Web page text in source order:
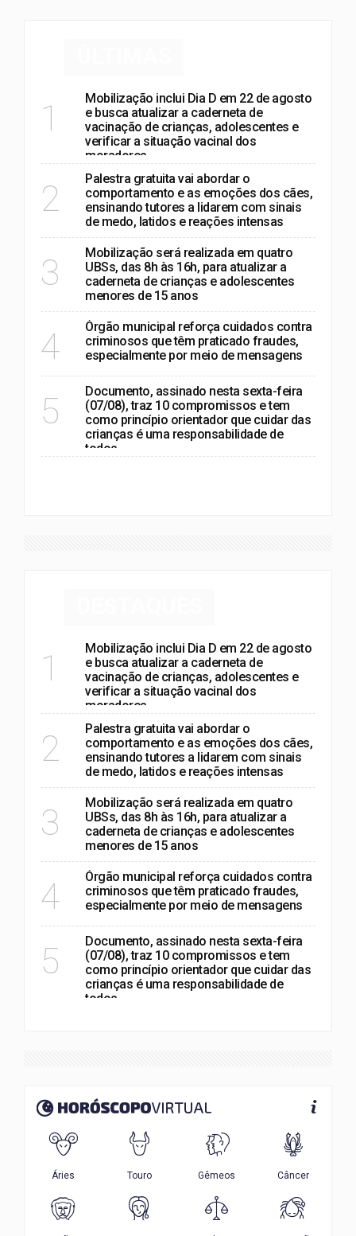
1
Mobilização inclui Dia D em 22 de agosto
e busca atualizar a caderneta de
vacinação de crianças, adolescentes e
verificar a situação vacinal dos
moradores
2
Palestra gratuita vai abordar o
comportamento e as emoções dos cães,
ensinando tutores a lidarem com sinais
de medo, latidos e reações intensas
3
Mobilização será realizada em quatro
UBSs, das 8h às 16h, para atualizar a
caderneta de crianças e adolescentes
menores de 15 anos
4
Órgão municipal reforça cuidados contra
criminosos que têm praticado fraudes,
especialmente por meio de mensagens
5
Documento, assinado nesta sexta-feira
(07/08), traz 10 compromissos e tem
como princípio orientador que cuidar das
crianças é uma responsabilidade de
todos
1
Mobilização inclui Dia D em 22 de agosto
e busca atualizar a caderneta de
vacinação de crianças, adolescentes e
verificar a situação vacinal dos
moradores
2
Palestra gratuita vai abordar o
comportamento e as emoções dos cães,
ensinando tutores a lidarem com sinais
de medo, latidos e reações intensas
3
Mobilização será realizada em quatro
UBSs, das 8h às 16h, para atualizar a
caderneta de crianças e adolescentes
menores de 15 anos
4
Órgão municipal reforça cuidados contra
criminosos que têm praticado fraudes,
especialmente por meio de mensagens
5
Documento, assinado nesta sexta-feira
(07/08), traz 10 compromissos e tem
como princípio orientador que cuidar das
crianças é uma responsabilidade de
todos